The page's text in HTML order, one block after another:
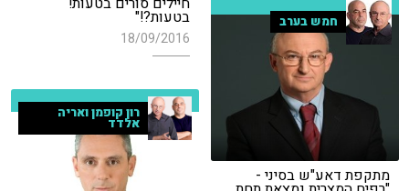
בטעות?!"
18/09/2016
חמש בערב
מתקפת דאע"ש בסיני -
רון קופמן ואריה
אלדד